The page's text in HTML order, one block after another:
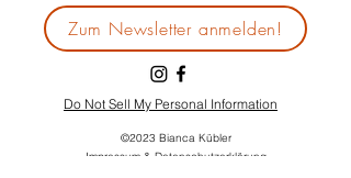
Zum Newsletter anmelden!
Do Not Sell My Personal Information
©2023 Bianca Kübler
Impressum & Datenschutzerklärung